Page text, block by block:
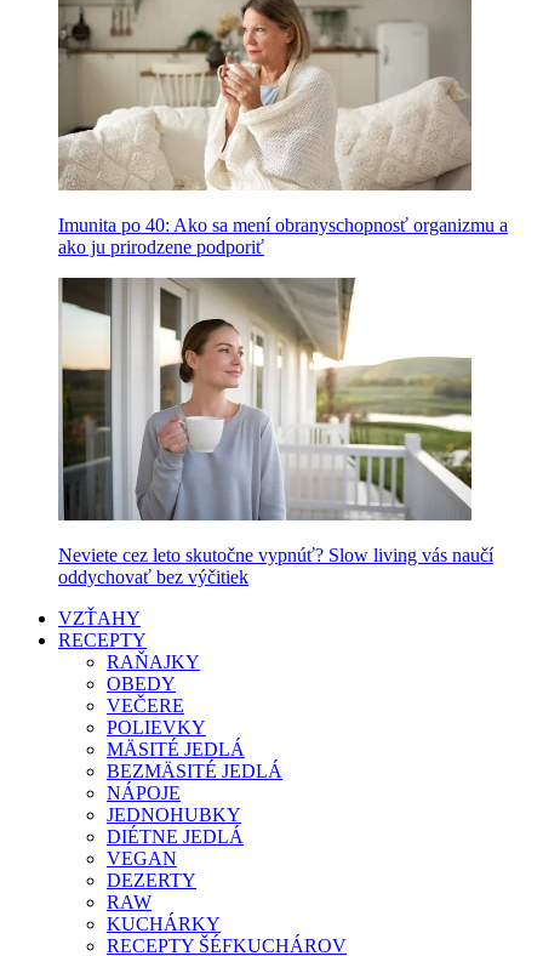
Imunita po 40: Ako sa mení obranyschopnosť organizmu a
ako ju prirodzene podporiť
Neviete cez leto skutočne vypnúť? Slow living vás naučí
oddychovať bez výčitiek
VZŤAHY
RECEPTY
RAŇAJKY
OBEDY
VEČERE
POLIEVKY
MÄSITÉ JEDLÁ
BEZMÄSITÉ JEDLÁ
NÁPOJE
JEDNOHUBKY
DIÉTNE JEDLÁ
VEGAN
DEZERTY
RAW
KUCHÁRKY
RECEPTY ŠÉFKUCHÁROV